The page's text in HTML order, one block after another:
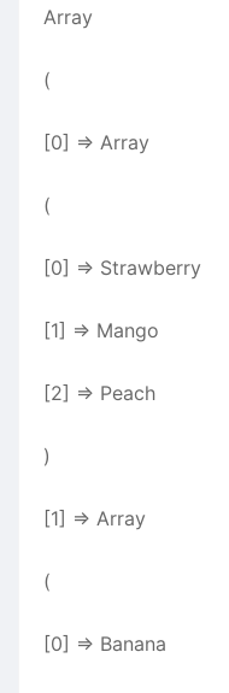
Array
(
[0] => Array
(
[0] => Strawberry
[1] => Mango
[2] => Peach
)
[1] => Array
(
[0] => Banana